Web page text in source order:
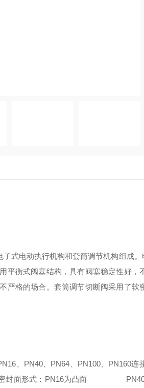
式电动执行机构和套筒调节机构组成
平衡式阀塞结构，具有阀塞稳定性好
严格的场合。套筒调节切断阀采用了
、PN40、PN64、PN100、PN160连
封面形式：PN16为凸面 PN40、